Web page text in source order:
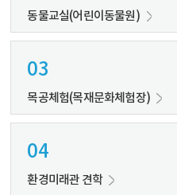
동물교실(어린이동물원)
03
목공체험(목재문화체험장)
04
환경미래관 견학